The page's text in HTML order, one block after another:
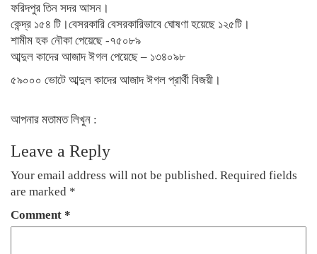
ফরিদপুর তিন সদর আসন।
কেন্দ্র ১৫৪ টি।বেসরকারি বেসরকারিভাবে ঘোষণা হয়েছে ১২৫টি।
শামীম হক নৌকা পেয়েছে -৭৫০৮৯
আব্দুল কাদের আজাদ ঈগল পেয়েছে – ১৩৪০৯৮
৫৯০০০ ভোটে আব্দুল কাদের আজাদ ঈগল প্রার্থী বিজয়ী।
আপনার মতামত লিখুন :
Leave a Reply
Your email address will not be published. Required fields
are marked *
Comment *